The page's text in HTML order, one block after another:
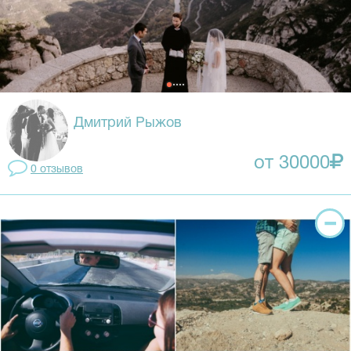
Дмитрий Рыжов
0 отзывов от 30000